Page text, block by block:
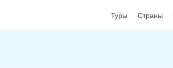
Туры Страны